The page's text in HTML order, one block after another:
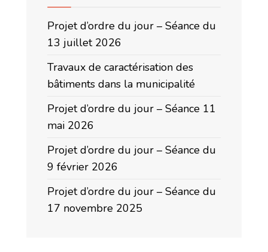
Projet d’ordre du jour – Séance du
13 juillet 2026
Travaux de caractérisation des
bâtiments dans la municipalité
Projet d’ordre du jour – Séance 11
mai 2026
Projet d’ordre du jour – Séance du
9 février 2026
Projet d’ordre du jour – Séance du
17 novembre 2025